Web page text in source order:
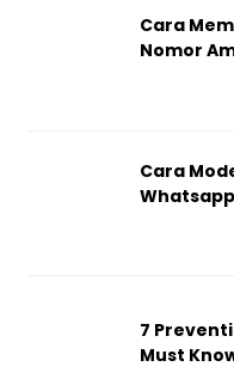
Cara
Nomor
Cara
7
Must